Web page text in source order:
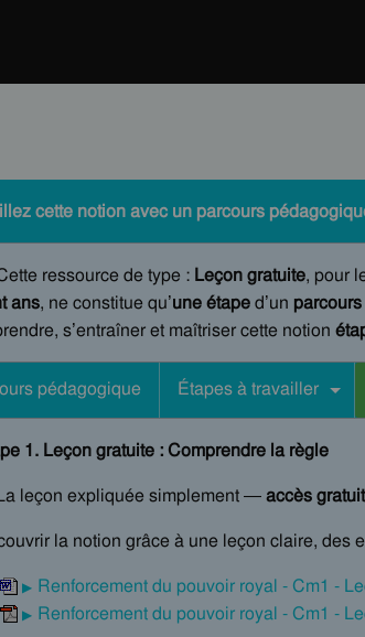
cette notion avec un parcours
ressource de type : Leçon gratuite, pour
ans, ne constitue qu’une étaped’un
s’entraîner et maîtriser cette notion
pédagogique Étapes à travailler
1. Leçon gratuite : Comprendre la règle
leçon expliquée simplement —accès gratuit
la notion grâce à une leçon claire, des
Renforcement du pouvoir royal - Cm1 -
Renforcement du pouvoir royal - Cm1 -